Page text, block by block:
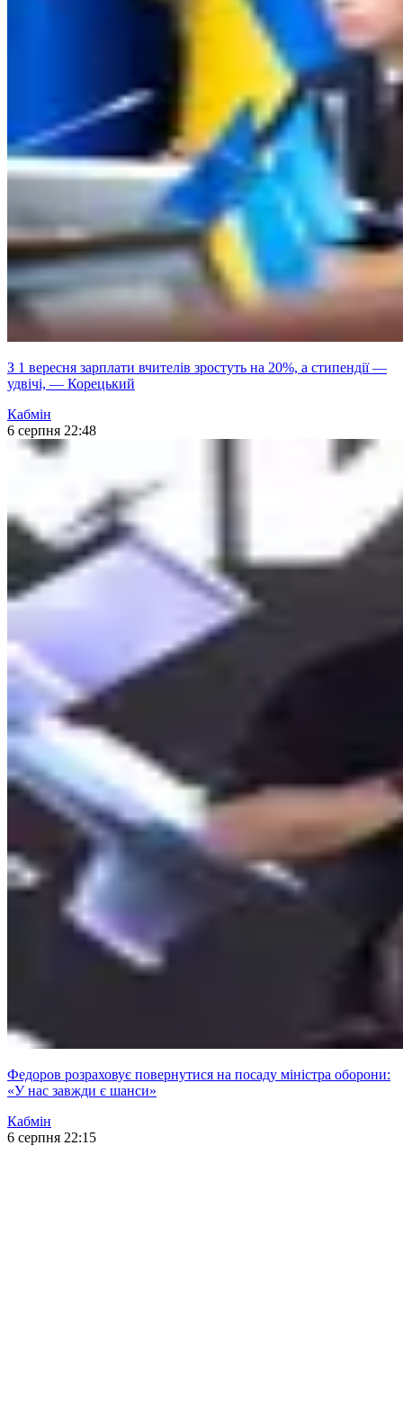
З 1 вересня зарплати вчителів зростуть на 20%, а стипендії —
удвічі, — Корецький
Кабмін
6 серпня 22:48
Федоров розраховує повернутися на посаду міністра оборони:
«У нас завжди є шанси»
Кабмін
6 серпня 22:15